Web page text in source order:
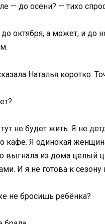
— до осени? — тихо
октября, а может, и до
Наталья коротко.
не будет жить. Я не
кафе. Я одинокая
выгнала из дома целый
И я не готова к
не бросишь ребёнка?